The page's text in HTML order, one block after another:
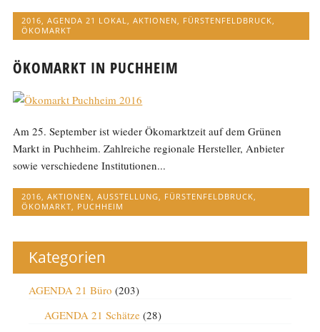
2016,AGENDA 21 LOKAL,AKTIONEN, FÜRSTENFELDBRUCK,
ÖKOMARKT
ÖKOMARKT IN PUCHHEIM
Am 25. September ist wieder Ökomarktzeit auf dem Grünen
Markt in Puchheim. Zahlreiche regionale Hersteller, Anbieter
sowie verschiedene Institutionen...
2016,AKTIONEN,AUSSTELLUNG, FÜRSTENFELDBRUCK,
ÖKOMARKT, PUCHHEIM
Kategorien
AGENDA 21 Büro (203)
AGENDA 21 Schätze(28)